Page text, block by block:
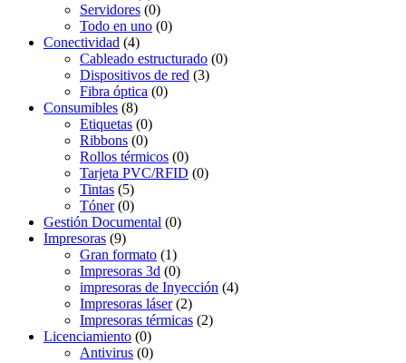
Servidores (0)
Todo en uno (0)
Conectividad (4)
Cableado estructurado (0)
Dispositivos de red (3)
Fibra óptica (0)
Consumibles (8)
Etiquetas (0)
Ribbons (0)
Rollos térmicos (0)
Tarjeta PVC/RFID (0)
Tintas (5)
Tóner (0)
Gestión Documental (0)
Impresoras (9)
Gran formato (1)
Impresoras 3d (0)
impresoras de Inyección (4)
Impresoras láser (2)
Impresoras térmicas (2)
Licenciamiento (0)
Antivirus (0)